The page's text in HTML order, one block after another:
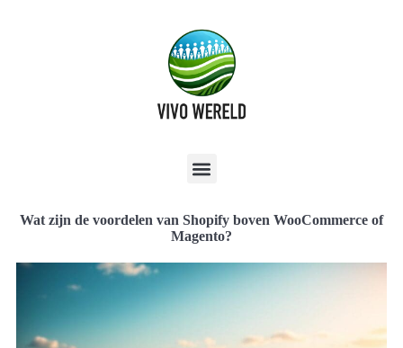
Wat zijn de voordelen van Shopify boven WooCommerce of
Magento?